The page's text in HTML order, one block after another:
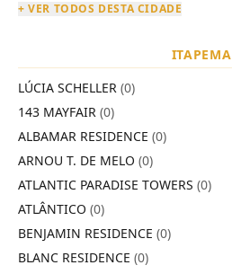
+ VER TODOS DESTA CIDADE
ITAPEMA
LÚCIA SCHELLER (0)
143 MAYFAIR (0)
ALBAMAR RESIDENCE (0)
ARNOU T. DE MELO (0)
ATLANTIC PARADISE TOWERS (0)
ATLÂNTICO (0)
BENJAMIN RESIDENCE (0)
BLANC RESIDENCE (0)